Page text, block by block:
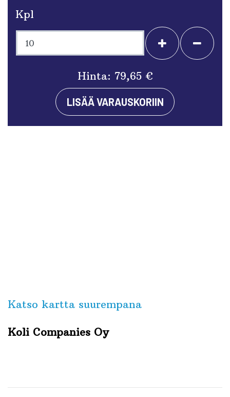
Kpl
+ -
Hinta: 79,65 €
LISÄÄ VARAUSKORIIN
Katso kartta suurempana
Koli Companies Oy